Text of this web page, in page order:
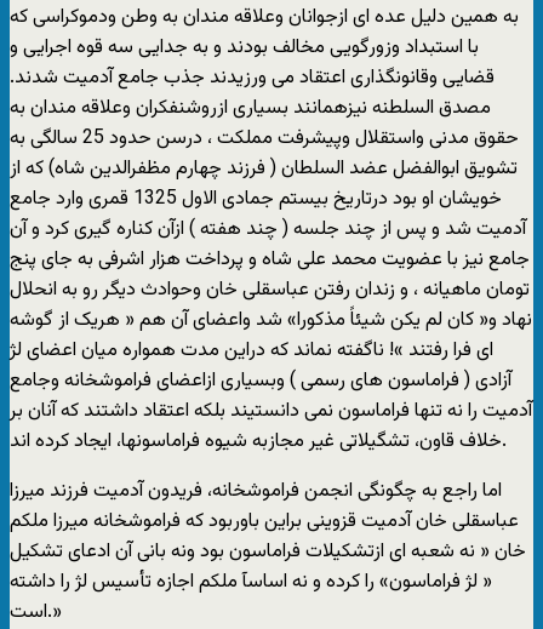
به همین دلیل عده ای ازجوانان وعلاقه مندان به وطن ودموکراسی که
با استبداد وزورگویی مخالف بودند و به جدایی سه قوه اجرایی و
قضایی وقانونگذاری اعتقاد می ورزیدند جذب جامع آدمیت شدند.
مصدق السلطنه نیزهمانند بسیاری ازروشنفکران وعلاقه مندان به
حقوق مدنی واستقلال وپیشرفت مملکت ، درسن حدود 25 سالگی به
تشویق ابوالفضل عضد السلطان ( فرزند چهارم مظفرالدین شاه) که از
خویشان او بود درتاریخ بیستم جمادی الاول 1325 قمری وارد جامع
آدمیت شد و پس از چند جلسه ( چند هفته ) ازآن کناره گیری کرد و آن
جامع نیز با عضویت محمد علی شاه و پرداخت هزار اشرفی به جای پنج
تومان ماهیانه ، و زندان رفتن عباسقلی خان وحوادث دیگر رو به انحلال
نهاد و« کان لم یکن شیئاً مذکورا» شد واعضای آن هم « هریک از گوشه
ای فرا رفتند »! ناگفته نماند که دراین مدت همواره میان اعضای لژ
آزادی ( فراماسون های رسمی ) وبسیاری ازاعضای فراموشخانه وجامع
آدمیت را نه تنها فراماسون نمی دانستیند بلکه اعتقاد داشتند که آنان بر
خلاف قاون، تشگیلاتی غیر مجازبه شیوه فراماسونها، ایجاد کرده اند.
اما راجع به چگونگی انجمن فراموشخانه، فریدون آدمیت فرزند میرزا
عباسقلی خان آدمیت قزوینی براین باوربود که فراموشخانه میرزا ملکم
خان « نه شعبه ای ازتشکیلات فراماسون بود ونه بانی آن ادعای تشکیل
« لژ فراماسون» را کرده و نه اساسآ ملکم اجازه تأسیس لژ را داشته
است.»